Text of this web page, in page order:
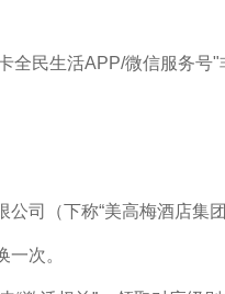
全民生活APP/微信服务号
公司（下称“美高梅酒店
次。